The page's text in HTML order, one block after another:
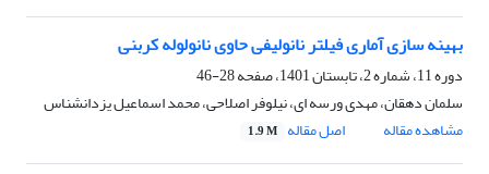
بهینه سازی آماری فیلتر نانولیفی حاوی نانولوله کربنی
دوره 11، شماره 2، تابستان 1401، صفحه
28-46
سلمان دهقان، مهدی ورسه ای، نیلوفر اصلاحی، محمد اسماعیل یزدانشناس
مشاهده مقاله
اصل مقاله 1.9 M